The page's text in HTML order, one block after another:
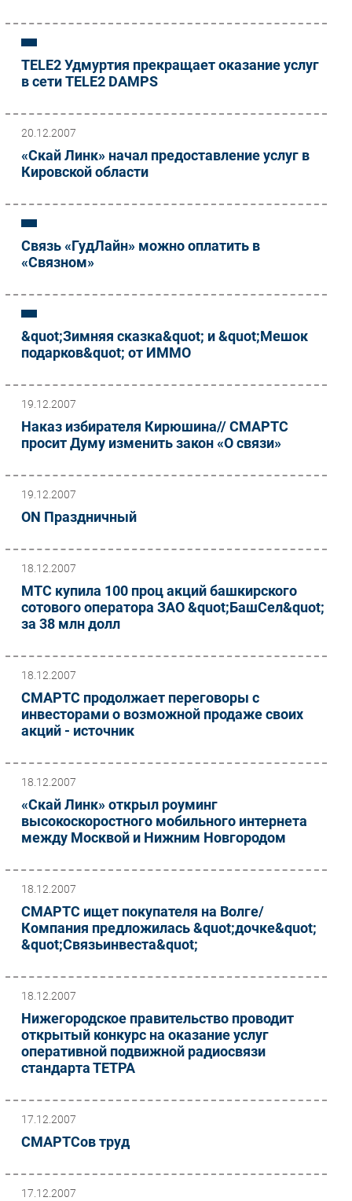
TELE2 Удмуртия прекращает оказание услуг
в сети TELE2 DAMPS
20.12.2007
«Скай Линк» начал предоставление услуг в
Кировской области
Связь «ГудЛайн» можно оплатить в
«Связном»
&quot;Зимняя сказка&quot; и &quot;Мешок
подарков&quot; от ИММО
19.12.2007
Наказ избирателя Кирюшина// СМАРТС
просит Думу изменить закон «О связи»
19.12.2007
ON Праздничный
18.12.2007
МТС купила 100 проц акций башкирского
сотового оператора ЗАО &quot;БашСел&quot;
за 38 млн долл
18.12.2007
СМАРТС продолжает переговоры с
инвесторами о возможной продаже своих
акций - источник
18.12.2007
«Скай Линк» открыл роуминг
высокоскоростного мобильного интернета
между Москвой и Нижним Новгородом
18.12.2007
СМАРТС ищет покупателя на Волге/
Компания предложилась &quot;дочке&quot;
&quot;Связьинвеста&quot;
18.12.2007
Нижегородское правительство проводит
открытый конкурс на оказание услуг
оперативной подвижной радиосвязи
стандарта ТЕТРА
17.12.2007
СМАРТСов труд
17.12.2007